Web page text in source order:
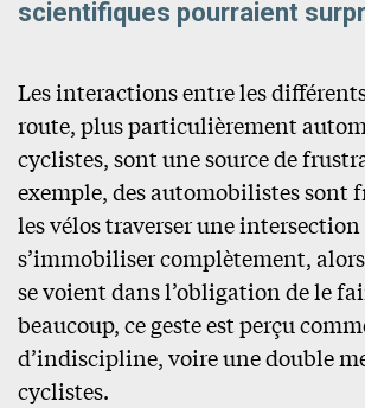
scientifiques pourraient
Les interactions entre les
route, plus particulièrement
cyclistes, sont une source de
exemple, des automobilistes sont
les vélos traverser une intersection
s’immobiliser complètement, alors
se voient dans l’obligation de le
beaucoup, ce geste est perçu
d’indiscipline, voire une double
cyclistes.